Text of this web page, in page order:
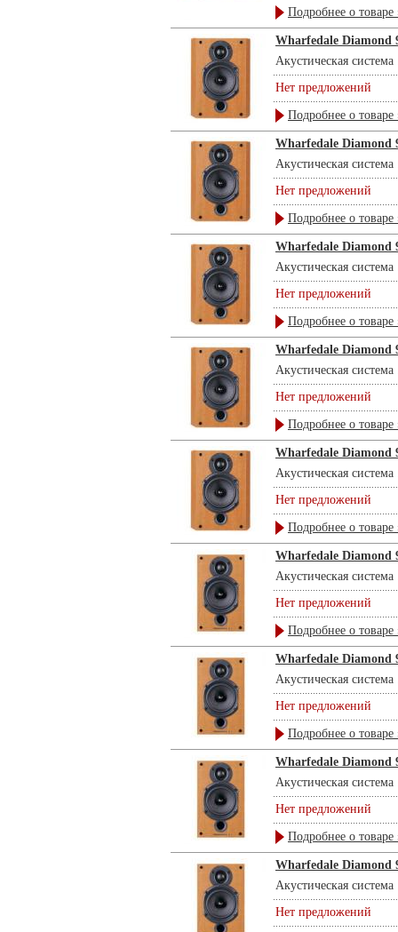
Подробнее о товаре
Wharfedale Diamond
Акустическая система
Нет предложений
Подробнее о товаре
Wharfedale Diamond
Акустическая система
Нет предложений
Подробнее о товаре
Wharfedale Diamond
Акустическая система
Нет предложений
Подробнее о товаре
Wharfedale Diamond
Акустическая система
Нет предложений
Подробнее о товаре
Wharfedale Diamond
Акустическая система
Нет предложений
Подробнее о товаре
Wharfedale Diamond
Акустическая система
Нет предложений
Подробнее о товаре
Wharfedale Diamond
Акустическая система
Нет предложений
Подробнее о товаре
Wharfedale Diamond
Акустическая система
Нет предложений
Подробнее о товаре
Wharfedale Diamond
Акустическая система
Нет предложений